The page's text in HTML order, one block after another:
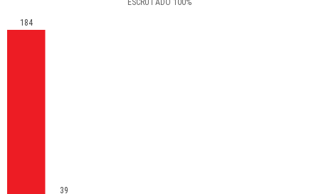
ESCRUTADO 100%
184
39